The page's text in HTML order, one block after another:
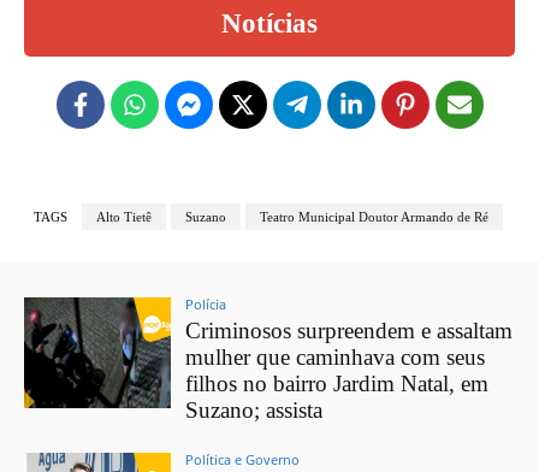
Notícias
TAGS Alto Tietê Suzano Teatro Municipal Doutor Armando de Ré
Polícia
Criminosos surpreendem e assaltam
mulher que caminhava com seus
filhos no bairro Jardim Natal, em
Suzano; assista
Política e Governo